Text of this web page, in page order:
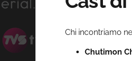
Chi incontriamo
Chutimon